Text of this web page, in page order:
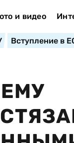
и видео
Вступление в